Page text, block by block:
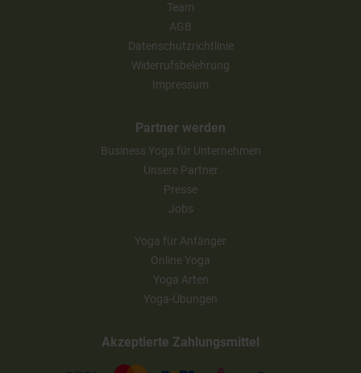
Team
AGB
Datenschutzrichtlinie
Widerrufsbelehrung
Impressum
Partner werden
Business Yoga für Unternehmen
Unsere Partner
Presse
Jobs
Yoga für Anfänger
Online Yoga
Yoga Arten
Yoga-Übungen
Akzeptierte Zahlungsmittel